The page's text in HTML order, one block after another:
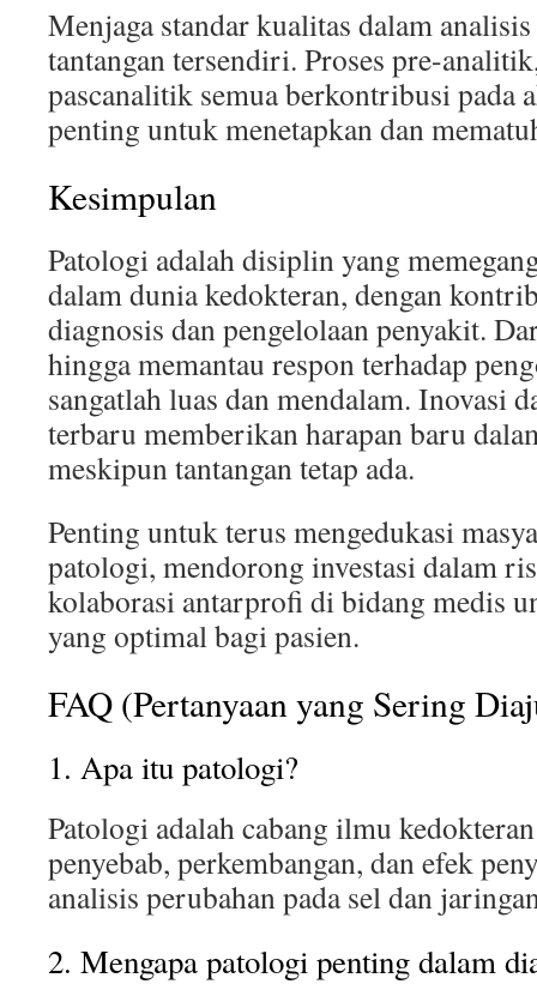
Menjaga standar kualitas dalam
tantangan tersendiri. Proses pre-
pascanalitik semua berkontribusi pada
penting untuk menetapkan dan
Kesimpulan
Patologi adalah disiplin yang
dalam dunia kedokteran, dengan
diagnosis dan pengelolaan penyakit.
hingga memantau respon terhadap
sangatlah luas dan mendalam. Inovasi
terbaru memberikan harapan baru
meskipun tantangan tetap ada.
Penting untuk terus mengedukasi
patologi, mendorong investasi dalam
kolaborasi antarprofi di bidang medis
yang optimal bagi pasien.
FAQ (Pertanyaan yang Sering
1. Apa itu patologi?
Patologi adalah cabang ilmu
penyebab, perkembangan, dan efek
analisis perubahan pada sel dan
2. Mengapa patologi penting dalam